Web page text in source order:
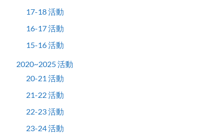
17-18 活動
16-17 活動
15-16 活動
2020~2025 活動
20-21 活動
21-22 活動
22-23 活動
23-24 活動